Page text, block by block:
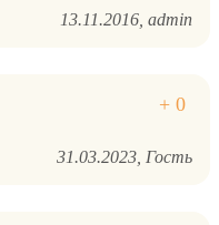
13.11.2016 admin
31.03.2023 Гость